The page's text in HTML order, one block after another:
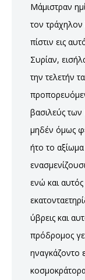
Μάμιστραν
τον
πίστιν εις
Συρίαν,
την τελετήν
βασιλεύς
μηδέν όμως
ήτο το
ενώ και
ύβρεις και
πρόδρομος
ηναγκάζοντο